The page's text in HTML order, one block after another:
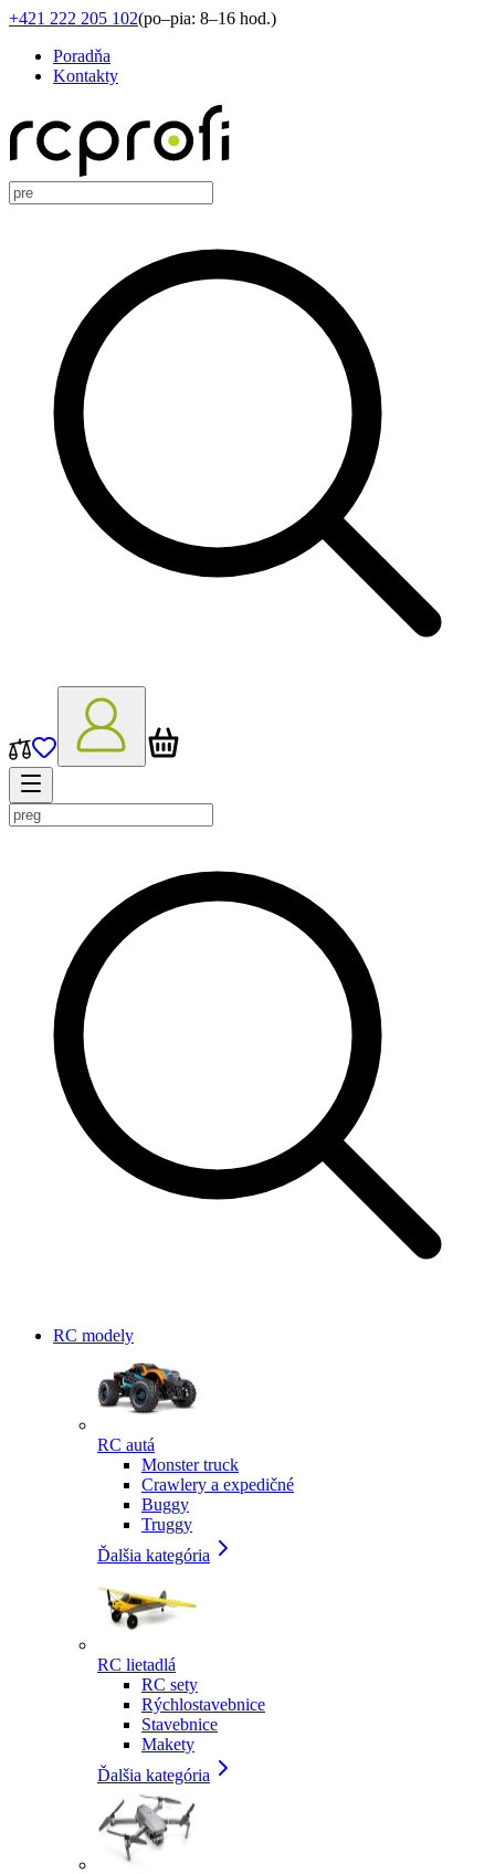
+421 222 205 102(po–pia: 8–16 hod.)
Poradňa
Kontakty
RC modely
RC autá
Monster truck
Crawlery a expedičné
Buggy
Truggy
Ďalšia kategória
RC lietadlá
RC sety
Rýchlostavebnice
Stavebnice
Makety
Ďalšia kategória